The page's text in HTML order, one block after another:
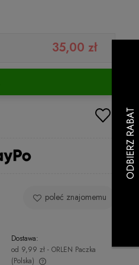
35,00 zł
poleć znajomemu
Dostawa:
od 9,99 zł - ORLEN Paczka
(Polska)